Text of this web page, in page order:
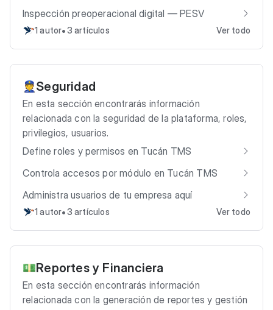
Inspección preoperacional digital — PESV
1 autor•3 artículos Ver todo
👮Seguridad
En esta sección encontrarás información
relacionada con la seguridad de la plataforma, roles,
privilegios, usuarios.
Define roles y permisos en Tucán TMS
Controla accesos por módulo en Tucán TMS
Administra usuarios de tu empresa aquí
1 autor•3 artículos Ver todo
💵Reportes y Financiera
En esta sección encontrarás información
relacionada con la generación de reportes y gestión